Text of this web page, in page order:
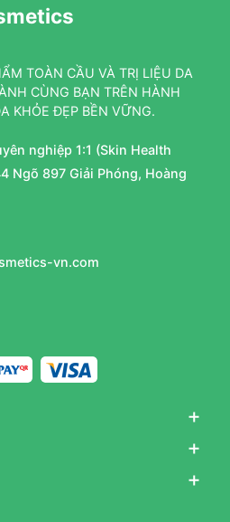
TOÀN CẦU VÀ TRỊ LIỆU DA
CÙNG BẠN TRÊN HÀNH
KHỎE ĐẸP BỀN VỮNG.
nghiệp 1:1 (Skin Health
Ngõ 897 Giải Phóng, Hoàng
vn.com